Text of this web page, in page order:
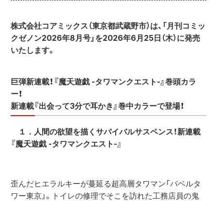
株式会社コアミックス（東京都武蔵野市）は、「月刊コミッ
クゼノン2026年8月号」を2026年6月25日（木）に発売
いたします。
巨弾新連載！『魔天遊戯 -タワマンクエスト-』巻頭カラ
ー！
新連載『出会って3分で耳かき』巻中カラーで登場！
１．人間の欲望を描くサバイバルサスペンス！新連載
『魔天遊戯 -タワマンクエスト-』
歪んだヒエラルキーが蔓延る超高層タワマン「バベルタ
ワー東京」。トイレの修理でそこを訪れた工務店員の鬼